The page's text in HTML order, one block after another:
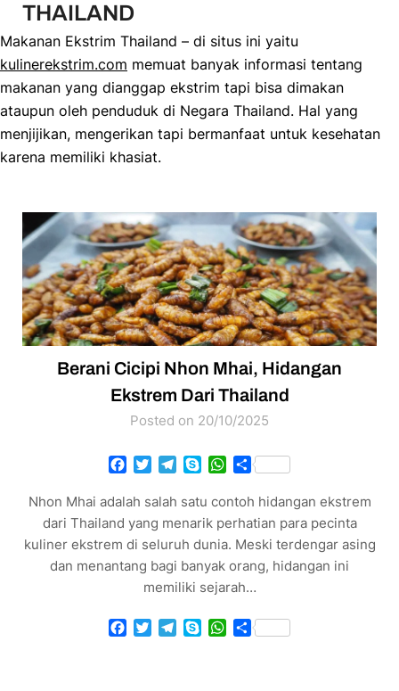
THAILAND
Makanan Ekstrim Thailand – di situs ini yaitu
kulinerekstrim.com memuat banyak informasi tentang
makanan yang dianggap ekstrim tapi bisa dimakan
ataupun oleh penduduk di Negara Thailand. Hal yang
menjijikan, mengerikan tapi bermanfaat untuk kesehatan
karena memiliki khasiat.
Berani Cicipi Nhon Mhai, Hidangan
Ekstrem Dari Thailand
Posted on 20/10/2025
Facebook
TwitterTelegram
SkypeWhatsApp
Share
Nhon Mhai adalah salah satu contoh hidangan ekstrem
dari Thailand yang menarik perhatian para pecinta
kuliner ekstrem di seluruh dunia. Meski terdengar asing
dan menantang bagi banyak orang, hidangan ini
memiliki sejarah…
Facebook
TwitterTelegram
SkypeWhatsApp
Share